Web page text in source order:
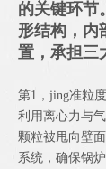
的关键环节
形结构，内
置，承担三
第1，jing准粒
利用离心力与
颗粒被甩向壁
系统，确保锅